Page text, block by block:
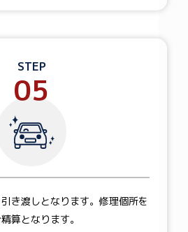
STEP
05
き渡しとなります。修理個所を
算となります。